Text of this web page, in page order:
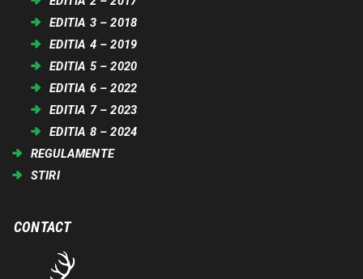
EDITIA 3 – 2018
EDITIA 4 – 2019
EDITIA 5 – 2020
EDITIA 6 – 2022
EDITIA 7 – 2023
EDITIA 8 – 2024
REGULAMENTE
STIRI
CONTACT